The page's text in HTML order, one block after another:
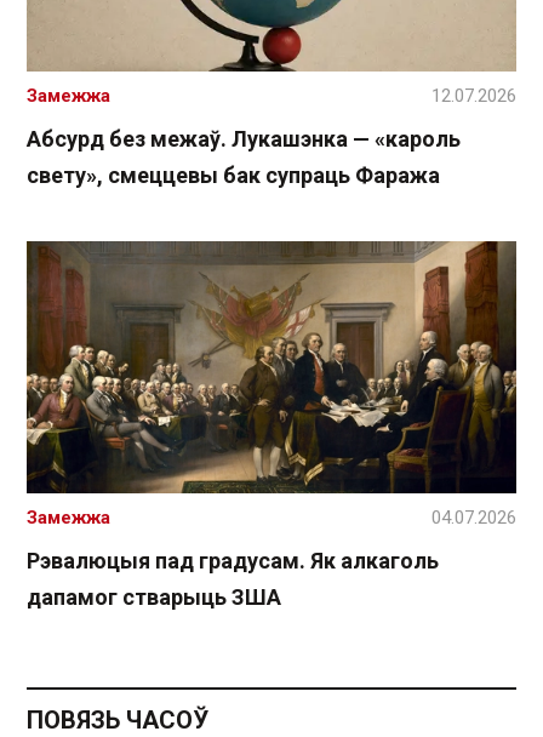
Абсурд без межаў. Лукашэнка — «кароль
свету», смеццевы бак супраць Фаража
Замежжа 12.07.2026
Рэвалюцыя пад градусам. Як алкаголь
дапамог стварыць ЗША
Замежжа 04.07.2026
ПОВЯЗЬ ЧАСОЎ